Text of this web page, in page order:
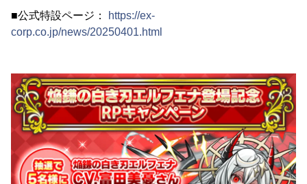
■公式特設ページ：
https://ex-
corp.co.jp/news/20250401.html